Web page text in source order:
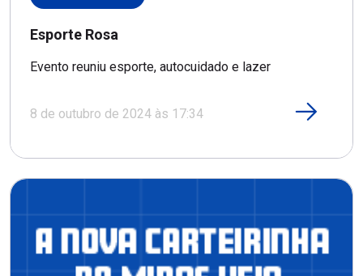
Esporte Rosa
Evento reuniu esporte, autocuidado e lazer
8 de outubro de 2024 às 17:34